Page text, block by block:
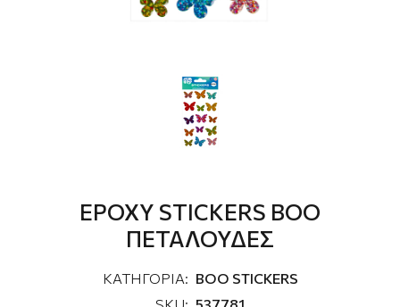
EPOXY STICKERS ΒΟΟ
ΠETAΛΟΥΔΕΣ
ΚΑΤΗΓΟΡΙΑ: ΒΟΟ STICKERS